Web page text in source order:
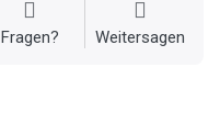
Fragen? Weitersagen